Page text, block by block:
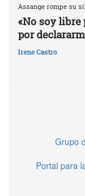
Assange rompe su
«No soy libre
por
Irene Castro
Grupo
Portal para